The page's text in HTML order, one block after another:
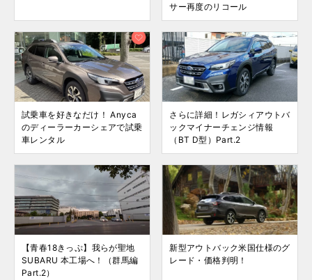
サー再度のリコール
試乗車を好きなだけ！ Anyca
のディーラーカーシェアで試乗
車レンタル
さらに詳細！レガシィアウトバ
ックマイナーチェンジ情報
（BT D型）Part.2
【青春18きっぷ】我らが聖地
SUBARU 本工場へ！（群馬編
Part.2）
新型アウトバック米国仕様のグ
レード・価格判明！